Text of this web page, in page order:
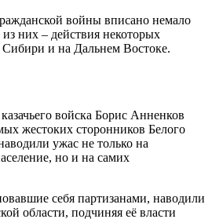
войны вписано немало
них – действия некоторых
Сибири и на Дальнем Востоке.
войска Борис Анненков
жестоких сторонников Белого
ужас не только на
но и на самих
себя партизанами, наводили
области, подчиняя её власти